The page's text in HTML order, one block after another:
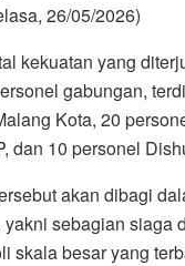
26/05/2026)
kekuatan yang
gabungan,
Kota, 20
dan 10 personel
akan dibagi
sebagian siaga
skala besar yang